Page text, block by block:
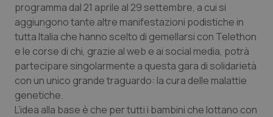
Liguria
Lombardia
Marche
Molise
Disturbi dell’umore
Dolore
Donna & Salute
Epatiti
programma dal 21 aprile al 29 settembre, a cui si
aggiungono tante altre manifestazioni podistiche in
tutta Italia che hanno scelto di gemellarsi con Telethon
e le corse di chi, grazie al web e ai social media, potrà
partecipare singolarmente a questa gara di solidarietà
con un unico grande traguardo: la cura delle malattie
genetiche.
L’idea alla base è che per tutti i bambini che lottano con